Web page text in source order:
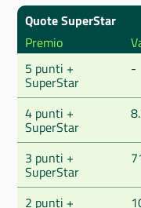
Quote SuperStar
Premio
5 punti +
SuperStar
-
4 punti +
SuperStar
3 punti +
SuperStar
2 punti +